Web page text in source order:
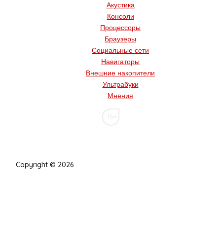
Акустика
Консоли
Процессоры
Браузеры
Социальные сети
Навигаторы
Внешние накопители
Ультрабуки
Мнения
Copyright © 2026